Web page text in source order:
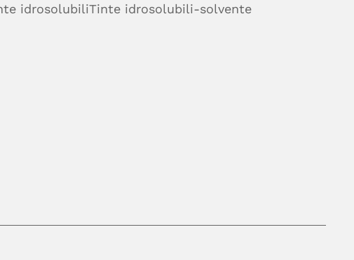
idrosolubiliTinte idrosolubili-solvente